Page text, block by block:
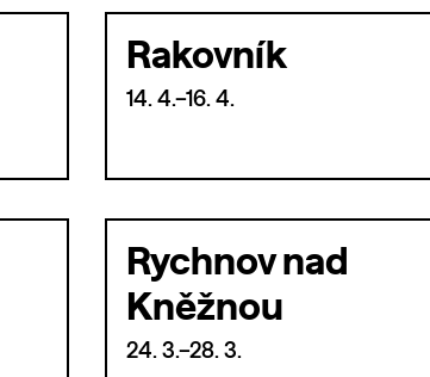
Rakovník
14. 4.–16. 4.
Rychnov nad
Kněžnou
24. 3.–28. 3.